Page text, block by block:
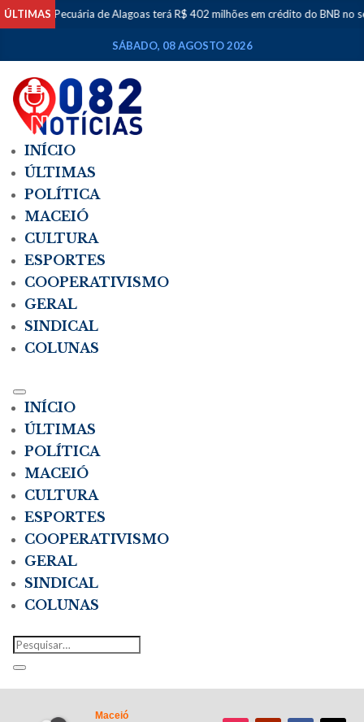
ÚLTIMAS
Pecuária de Alagoas terá R$ 402 milhões em crédito do BNB no segundo
SÁBADO, 08 AGOSTO 2026
INÍCIO
ÚLTIMAS
POLÍTICA
MACEIÓ
CULTURA
ESPORTES
COOPERATIVISMO
GERAL
SINDICAL
COLUNAS
INÍCIO
ÚLTIMAS
POLÍTICA
MACEIÓ
CULTURA
ESPORTES
COOPERATIVISMO
GERAL
SINDICAL
COLUNAS
Maceió